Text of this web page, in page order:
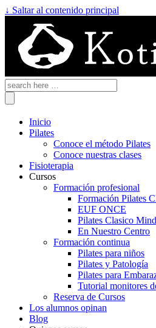
↓ Saltar al contenido principal
Inicio
Pilates
Conoce el método Pilates
Conoce nuestras clases
Fisioterapia
Cursos
Formación profesional
Formación Pilates
EUF ONCE
Pilates Clasico
En Nuestro Centro
Formación continua
Pilates para niños
Pilates y Patología
Pilates para
Tutorial monitores
Reserva de Cursos
Los alumnos opinan
Blog